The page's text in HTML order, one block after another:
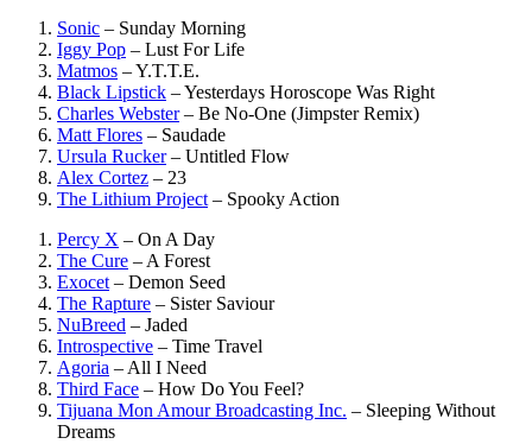
Sonic – Sunday Morning
Iggy Pop – Lust For Life
Matmos –Y.T.T.E.
Black Lipstick –Yesterdays Horoscope Was Right
Charles Webster– Be No-One (Jimpster Remix)
Matt Flores – Saudade
Ursula Rucker– Untitled Flow
Alex Cortez – 23
The Lithium Project– Spooky Action
Percy X – On A Day
The Cure –A Forest
Exocet– Demon Seed
The Rapture – Sister Saviour
NuBreed – Jaded
Introspective – Time Travel
Agoria –All I Need
Third Face – How Do You Feel?
Tijuana Mon Amour Broadcasting Inc. – Sleeping Without
Dreams